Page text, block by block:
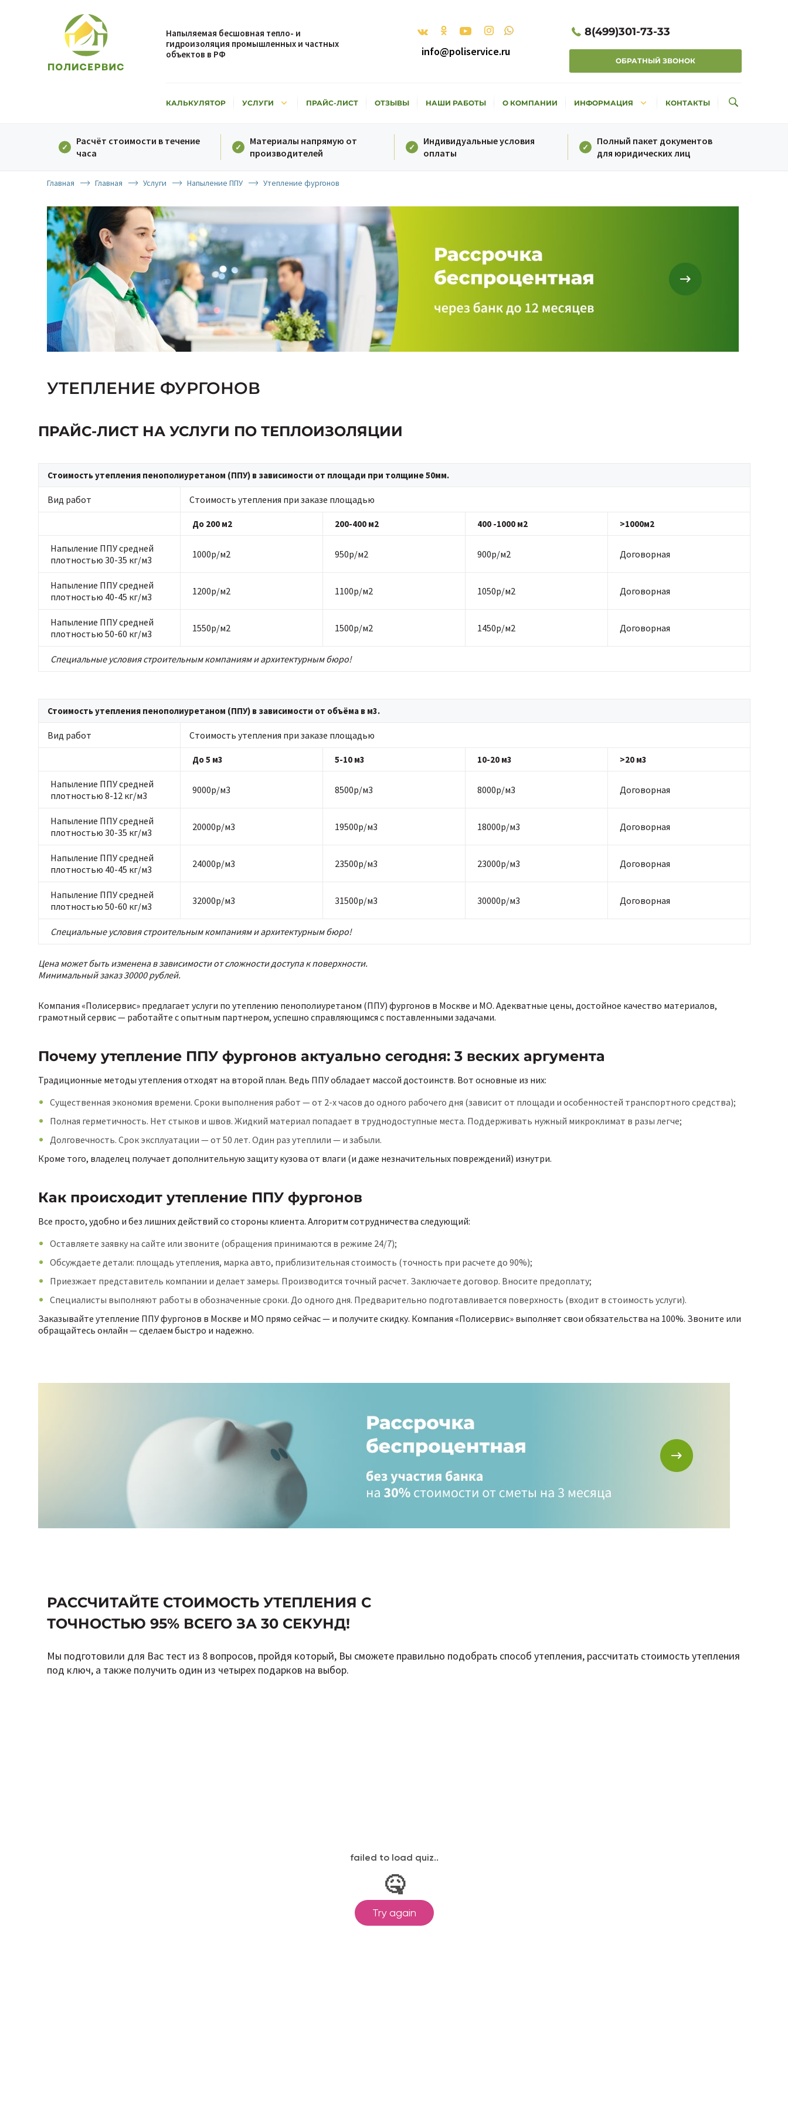
Напыляемая бесшовная тепло- и
гидроизоляция промышленных и частных
объектов в РФ
info@poliservice.ru
8(499)301-73-33
ОБРАТНЫЙ ЗВОНОК
КАЛЬКУЛЯТОР УСЛУГИ keyboard_arrow_down ПРАЙС-ЛИСТ ОТЗЫВЫ НАШИ РАБОТЫ О КОМПАНИИ ИНФОРМАЦИЯ keyboard_arrow_down КОНТАКТЫ
Расчёт стоимости в течение
часа
Материалы напрямую от
производителей
Индивидуальные условия
оплаты
Полный пакет документов
для юридических лиц
Главная Главная Услуги Напыление ППУ Утепление фургонов
УТЕПЛЕНИЕ ФУРГОНОВ
ПРАЙС-ЛИСТ НА УСЛУГИ ПО ТЕПЛОИЗОЛЯЦИИ
Стоимость утепления пенополиуретаном (ППУ) в зависимости от площади при толщине 50мм.
Вид работ Стоимость утепления при заказе площадью
До 200 м2 200-400 м2 400 -1000 м2 >1000м2
Напыление ППУ средней
плотностью 30-35 кг/м3
1000р/м2 950р/м2 900р/м2 Договорная
Напыление ППУ средней
плотностью 40-45 кг/м3
1200р/м2 1100р/м2 1050р/м2 Договорная
Напыление ППУ средней
плотностью 50-60 кг/м3
1550р/м2 1500р/м2 1450р/м2 Договорная
Специальные условия строительным компаниям и архитектурным бюро!
Стоимость утепления пенополиуретаном (ППУ) в зависимости от объёма в м3.
Вид работ Стоимость утепления при заказе площадью
До 5 м3 5-10 м3 10-20 м3 >20 м3
Напыление ППУ средней
плотностью 8-12 кг/м3
9000р/м3 8500р/м3 8000р/м3 Договорная
Напыление ППУ средней
плотностью 30-35 кг/м3
20000р/м3 19500р/м3 18000р/м3 Договорная
Напыление ППУ средней
плотностью 40-45 кг/м3
24000р/м3 23500р/м3 23000р/м3 Договорная
Напыление ППУ средней
плотностью 50-60 кг/м3
32000р/м3 31500р/м3 30000р/м3 Договорная
Специальные условия строительным компаниям и архитектурным бюро!
Цена может быть изменена в зависимости от сложности доступа к поверхности.
Минимальный заказ 30000 рублей.
Компания «Полисервис» предлагает услуги по утеплению пенополиуретаном (ППУ) фургонов в Москве и МО. Адекватные цены, достойное качество материалов,
грамотный сервис — работайте с опытным партнером, успешно справляющимся с поставленными задачами.
Почему утепление ППУ фургонов актуально сегодня: 3 веских аргумента
Традиционные методы утепления отходят на второй план. Ведь ППУ обладает массой достоинств. Вот основные из них:
Существенная экономия времени. Сроки выполнения работ — от 2-х часов до одного рабочего дня (зависит от площади и особенностей транспортного средства);
Полная герметичность. Нет стыков и швов. Жидкий материал попадает в труднодоступные места. Поддерживать нужный микроклимат в разы легче;
Долговечность. Срок эксплуатации — от 50 лет. Один раз утеплили — и забыли.
Кроме того, владелец получает дополнительную защиту кузова от влаги (и даже незначительных повреждений) изнутри.
Как происходит утепление ППУ фургонов
Все просто, удобно и без лишних действий со стороны клиента. Алгоритм сотрудничества следующий:
Оставляете заявку на сайте или звоните (обращения принимаются в режиме 24/7);
Обсуждаете детали: площадь утепления, марка авто, приблизительная стоимость (точность при расчете до 90%);
Приезжает представитель компании и делает замеры. Производится точный расчет. Заключаете договор. Вносите предоплату;
Специалисты выполняют работы в обозначенные сроки. До одного дня. Предварительно подготавливается поверхность (входит в стоимость услуги).
Заказывайте утепление ППУ фургонов в Москве и МО прямо сейчас — и получите скидку. Компания «Полисервис» выполняет свои обязательства на 100%. Звоните или
обращайтесь онлайн — сделаем быстро и надежно.
РАССЧИТАЙТЕ СТОИМОСТЬ УТЕПЛЕНИЯ С
ТОЧНОСТЬЮ 95% ВСЕГО ЗА 30 СЕКУНД!
Мы подготовили для Вас тест из 8 вопросов, пройдя который, Вы сможете правильно подобрать способ утепления, рассчитать стоимость утепления
под ключ, а также получить один из четырех подарков на выбор.